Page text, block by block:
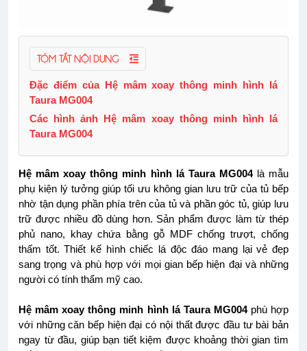
TÓM TẮT NỘI DUNG
Đặc điểm của Hệ mâm xoay thông minh hình lá
Taura MG004
Các hình ảnh Hệ mâm xoay thông minh hình lá
Taura MG004
Hệ mâm xoay thông minh hình lá Taura MG004 là mẫu
phụ kiện lý tưởng giúp tối ưu không gian lưu trữ của tủ bếp
nhờ tận dụng phần phía trên của tủ và phần góc tủ, giúp lưu
trữ được nhiều đồ dùng hơn. Sản phẩm được làm từ thép
phủ nano, khay chứa bằng gỗ MDF chống trượt, chống
thấm tốt. Thiết kế hình chiếc lá độc đáo mang lại vẻ đẹp
sang trọng và phù hợp với mọi gian bếp hiện đại và những
người có tính thẩm mỹ cao.
Hệ mâm xoay thông minh hình lá Taura MG004phù hợp
với những căn bếp hiện đại có nội thất được đầu tư bài bản
ngay từ đầu, giúp bạn tiết kiệm được khoảng thời gian tìm